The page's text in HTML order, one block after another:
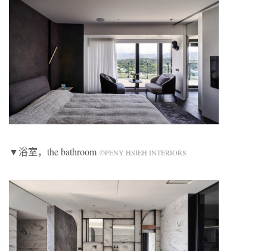
▼浴室，the bathroom ©PENY HSIEH INTERIORS